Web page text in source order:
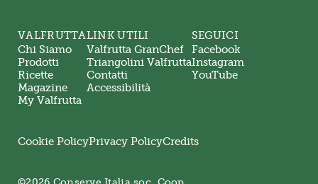
VALFRUTTA
Chi Siamo
Prodotti
Ricette
Magazine
My Valfrutta
LINK UTILI
Valfrutta GranChef
Triangolini Valfrutta
Contatti
Accessibilità
SEGUICI
Facebook
Instagram
YouTube
Cookie PolicyPrivacy PolicyCredits